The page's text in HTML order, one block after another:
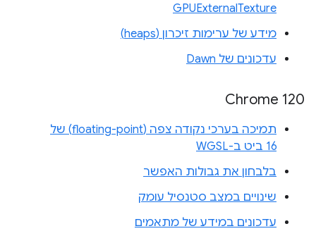
GPUExternalTexture
מידע של ערימות זיכרון (heaps)
עדכונים של Dawn
Chrome 120
תמיכה בערכי נקודה צפה (floating-point) של
16 ביט ב-WGSL
בלבחון את גבולות האפשר
שינויים במצב סטנסיל עומק
עדכונים במידע של מתאמים